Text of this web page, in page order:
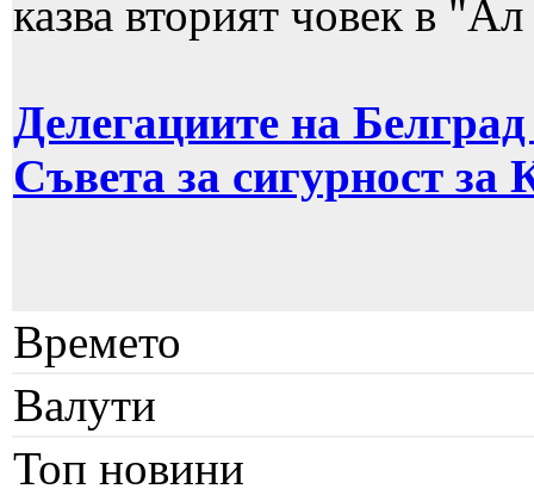
казва вторият човек в
Делегациите на
Съвета за сигурност за
Времето
Валути
Топ новини